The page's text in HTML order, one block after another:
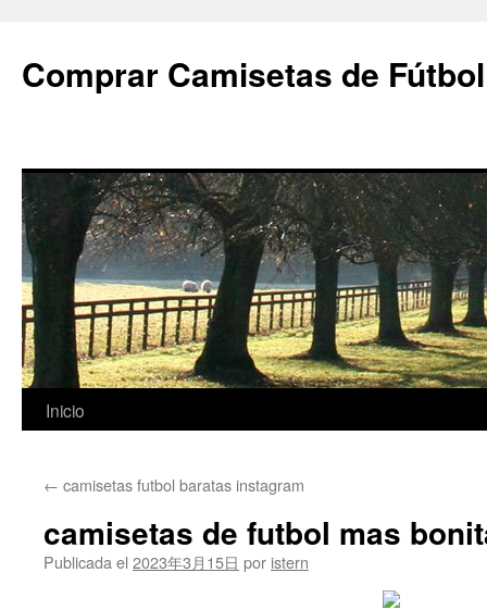
Comprar Camisetas de
Saltar
contenido
Inicio
← camisetas futbol baratas instagram
camisetas de futbol mas
Publicada el 2023年3月15日 por istern